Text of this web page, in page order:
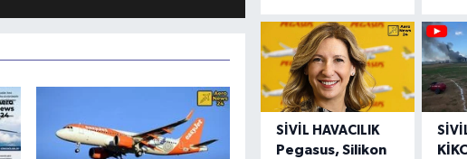
SIVIL HAVACILIK
Pegasus, Silikon